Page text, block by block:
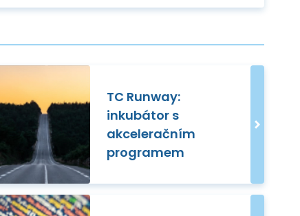
TC Runway:
inkubátor s
akceleračním
programem